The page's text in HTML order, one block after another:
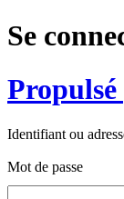
Se
Identifiant ou
Mot de passe